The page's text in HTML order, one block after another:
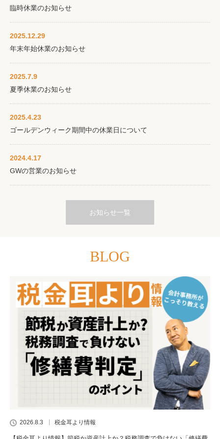
臨時休業のお知らせ
2025.12.29
年末年始休業のお知らせ
2025.7.9
夏季休業のお知らせ
2025.4.23
ゴールデンウィーク期間中の休業日について
2024.4.17
GWの営業のお知らせ
お知らせ一覧
BLOG
2026.8.3 税金耳より情報